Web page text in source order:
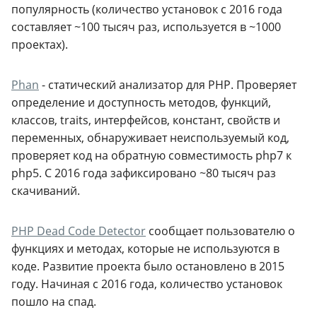
популярность (количество установок с 2016 года
составляет ~100 тысяч раз, используется в ~1000
проектах).
Phan - статический анализатор для PHP. Проверяет
определение и доступность методов, функций,
классов, traits, интерфейсов, констант, свойств и
переменных, обнаруживает неиспользуемый код,
проверяет код на обратную совместимость php7 к
php5. С 2016 года зафиксировано ~80 тысяч раз
скачиваний.
PHP Dead Code Detector сообщает пользователю о
функциях и методах, которые не используются в
коде. Развитие проекта было остановлено в 2015
году. Начиная с 2016 года, количество установок
пошло на спад.